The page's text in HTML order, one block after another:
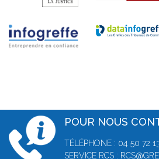
POUR NOUS
TÉLÉPHONE : 04 50 72
SERVICE RCS :